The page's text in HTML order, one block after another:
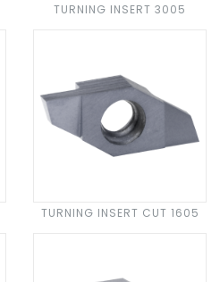
TURNING INSERT 3005
TURNING INSERT CUT 1605